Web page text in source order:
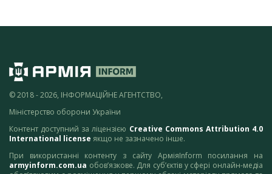
© 2018 - 2026, ІНФОРМАЦІЙНЕ АГЕНТСТВО,
Міністерство оборони України
Контент доступний за ліцензією Creative Commons Attribution 4.0
International license якщо не зазначено інше.
При використанні контенту з сайту АрміяInform посилання на
armyinform.com.ua обов’язкове. Для суб’єктів у сфері онлайн-медіа